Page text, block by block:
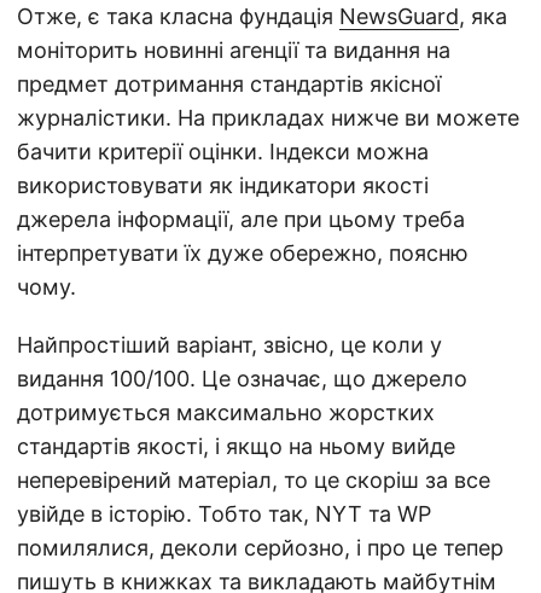
Отже, є така класна фундація NewsGuard, яка
моніторить новинні агенції та видання на
предмет дотримання стандартів якісної
журналістики. На прикладах нижче ви можете
бачити критерії оцінки. Індекси можна
використовувати як індикатори якості
джерела інформації, але при цьому треба
інтерпретувати їх дуже обережно, поясню
чому.
Найпростіший варіант, звісно, це коли у
видання 100/100. Це означає, що джерело
дотримується максимально жорстких
стандартів якості, і якщо на ньому вийде
неперевірений матеріал, то це скоріш за все
увійде в історію. Тобто так, NYT та WP
помилялися, деколи серйозно, і про це тепер
пишуть в книжках та викладають майбутнім